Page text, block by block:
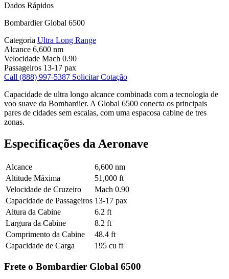
Dados Rápidos
Bombardier Global 6500
Categoria Ultra Long Range
Alcance 6,600 nm
Velocidade Mach 0.90
Passageiros 13-17 pax
Call (888) 997-5387 Solicitar Cotação
Capacidade de ultra longo alcance combinada com a tecnologia de
voo suave da Bombardier. A Global 6500 conecta os principais
pares de cidades sem escalas, com uma espacosa cabine de tres
zonas.
Especificações da Aeronave
Alcance
6,600 nm
Altitude Máxima
51,000 ft
Velocidade de Cruzeiro
Mach 0.90
Capacidade de Passageiros 13-17 pax
Altura da Cabine
6.2 ft
Largura da Cabine
8.2 ft
Comprimento da Cabine
48.4 ft
Capacidade de Carga
195 cu ft
Frete o Bombardier Global 6500